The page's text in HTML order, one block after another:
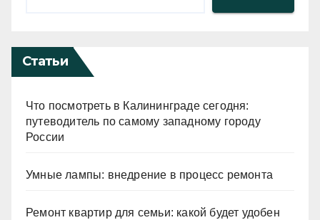
Статьи
Что посмотреть в Калининграде сегодня:
путеводитель по самому западному городу
России
Умные лампы: внедрение в процесс ремонта
Ремонт квартир для семьи: какой будет удобен